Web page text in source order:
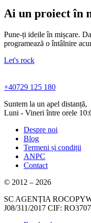
Ai un proiect în
Pune-ți ideile în mișcare.
programează o întâlnire
Let's rock
+40729 125 180
Suntem la un apel distanță,
Luni - Vineri între orele
Despre noi
Blog
Termeni și condiții
ANPC
Contact
© 2012 – 2026
SC AGENȚIA
J08/311/2017 CIF: